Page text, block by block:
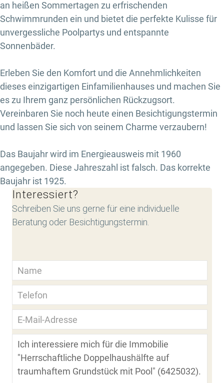
an heißen Sommertagen zu erfrischenden
Schwimmrunden ein und bietet die perfekte Kulisse für
unvergessliche Poolpartys und entspannte
Sonnenbäder.
Erleben Sie den Komfort und die Annehmlichkeiten
dieses einzigartigen Einfamilienhauses und machen Sie
es zu Ihrem ganz persönlichen Rückzugsort.
Vereinbaren Sie noch heute einen Besichtigungstermin
und lassen Sie sich von seinem Charme verzaubern!
Das Baujahr wird im Energieausweis mit 1960
angegeben. Diese Jahreszahl ist falsch. Das korrekte
Baujahr ist 1925.
Interessiert?
Schreiben Sie uns gerne für eine individuelle
Beratung oder Besichtigungstermin.